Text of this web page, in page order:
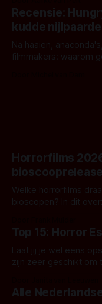
achtergrond, belooft
iets ongrijpbaars. En
waar.
Recensie:
kudde
Na haaien,
filmmakers: waarom
Horrorfilms
Welke horrorfilms
bioscopen? In dit
Top 15: Horror
Laat jij je wel eens
zijn zeer geschikt om
Alle